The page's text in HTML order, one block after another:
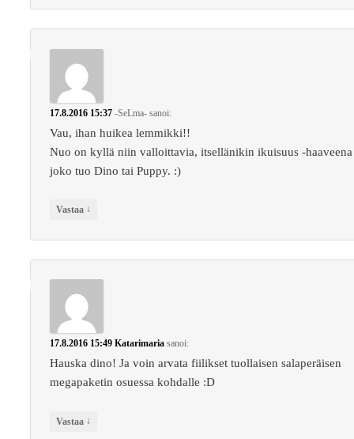
17.8.2016 15:37 -SeLma- sanoi:
Vau, ihan huikea lemmikki!!
Nuo on kyllä niin valloittavia, itsellänikin ikuisuus -haaveena
joko tuo Dino tai Puppy. :)
Vastaa ↓
17.8.2016 15:49 Katarimaria sanoi:
Hauska dino! Ja voin arvata fiilikset tuollaisen salaperäisen
megapaketin osuessa kohdalle :D
Vastaa ↓